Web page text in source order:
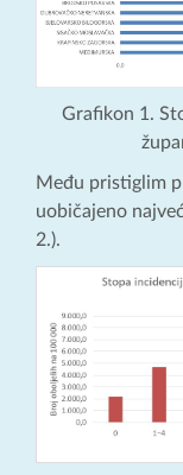
Grafikon 1.
Među pristiglim
uobičajeno
2.).